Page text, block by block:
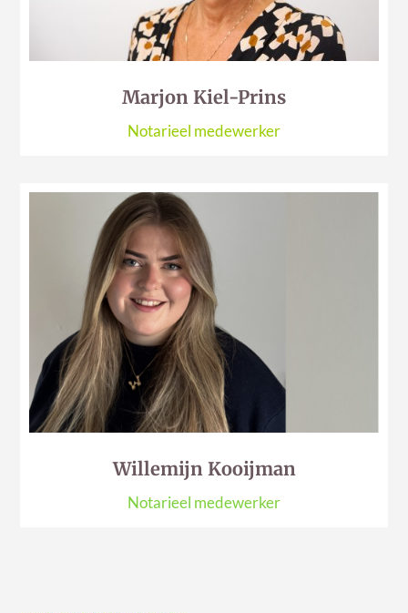
Marjon Kiel-Prins
Notarieel medewerker
Willemijn Kooijman
Notarieel medewerker